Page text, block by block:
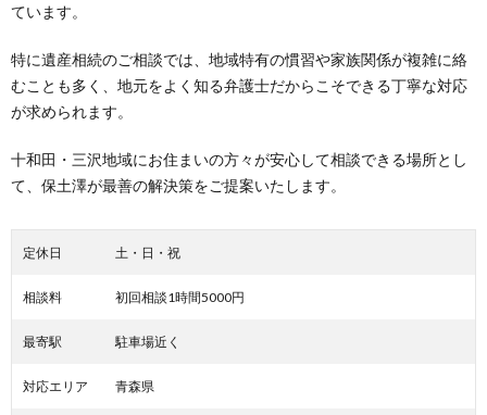
ています。
特に遺産相続のご相談では、地域特有の慣習や家族関係が複雑に絡
むことも多く、地元をよく知る弁護士だからこそできる丁寧な対応
が求められます。
十和田・三沢地域にお住まいの方々が安心して相談できる場所とし
て、保土澤が最善の解決策をご提案いたします。
定休日 土・日・祝
相談料 初回相談1時間5000円
最寄駅 駐車場近く
対応エリア 青森県